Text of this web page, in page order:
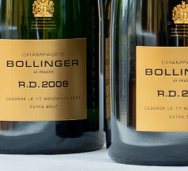
クルーシブアイテムの紹介な
メールマガジンでお届け致しま
のタブロイドマガジンのご案
ご負担いただくことでお手元で
みいただけます。
登録は無料です。
一緒に『AdvancedTime』を楽し